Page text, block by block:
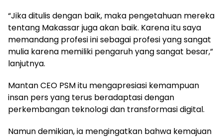
“Jika ditulis dengan baik, maka pengetahuan mereka
tentang Makassar juga akan baik. Karena itu saya
memandang profesi ini sebagai profesi yang sangat
mulia karena memiliki pengaruh yang sangat besar,”
lanjutnya.
Mantan CEO PSM itu mengapresiasi kemampuan
insan pers yang terus beradaptasi dengan
perkembangan teknologi dan transformasi digital.
Namun demikian, ia mengingatkan bahwa kemajuan